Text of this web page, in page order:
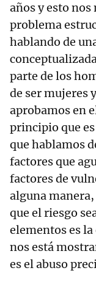
años y esto nos
problema
hablando de
parte de los
de ser mujeres
aprobamos en
principio que
que hablamos
factores que
factores de
alguna
que el riesgo
elementos es
nos está
es el abuso